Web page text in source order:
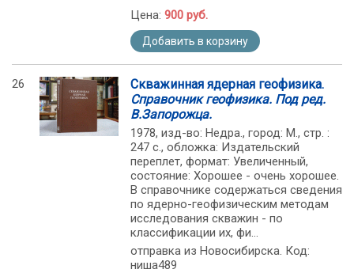
Цена: 900 руб.
Добавить в корзину
26
Скважинная ядерная геофизика.
Справочник геофизика. Под ред.
В.Запорожца.
1978, изд-во: Недра., город: М., стр. :
247 с., обложка: Издательский
переплет, формат: Увеличенный,
состояние: Хорошее - очень хорошее.
В справочнике содержаться сведения
по ядерно-геофизическим методам
исследования скважин - по
классификации их, фи...
отправка из Новосибирска. Код:
ниша489